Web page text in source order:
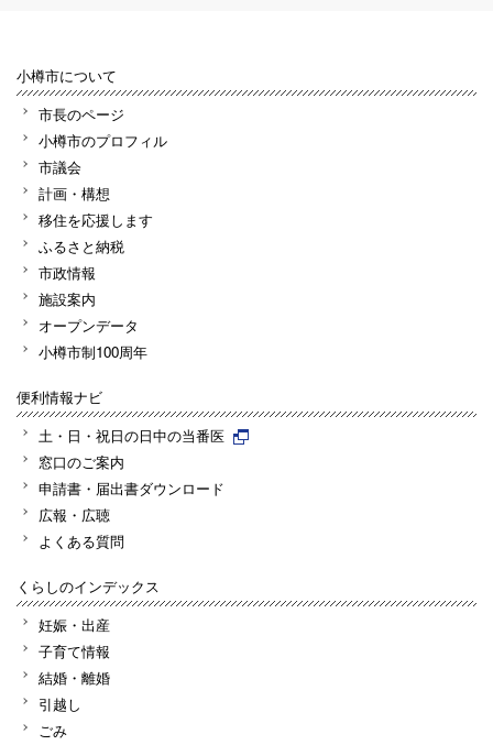
小樽市について
市長のページ
小樽市のプロフィル
市議会
計画・構想
移住を応援します
ふるさと納税
市政情報
施設案内
オープンデータ
小樽市制100周年
便利情報ナビ
土・日・祝日の日中の当番医
窓口のご案内
申請書・届出書ダウンロード
広報・広聴
よくある質問
くらしのインデックス
妊娠・出産
子育て情報
結婚・離婚
引越し
ごみ